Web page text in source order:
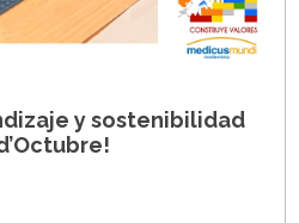
y sostenibilidad